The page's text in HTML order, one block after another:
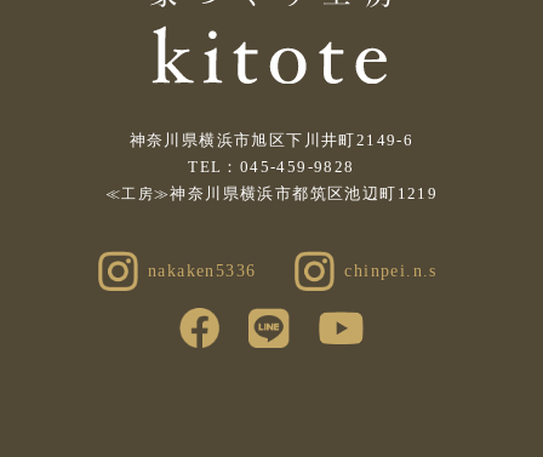
神奈川県横浜市旭区下川井町2149-6
TEL：045-459-9828
≪工房≫神奈川県横浜市都筑区池辺町1219
nakaken5336 chinpei.n.s